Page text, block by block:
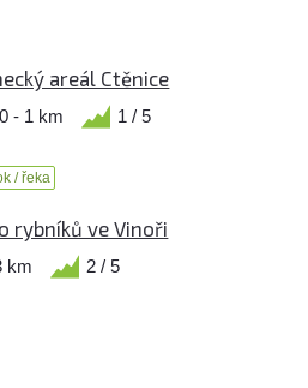
areál Ctěnice
0 - 1 km 1 / 5
/ řeka
rybníků ve Vinoři
km 2 / 5